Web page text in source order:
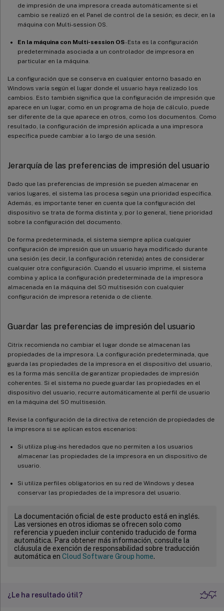
de impresión de una impresora creada automáticamente si el
cambio se realizó en el Panel de control de la sesión; es decir, en la
máquina con Multi-session OS.
En la máquina con Multi-session OS- Esta es la configuración
predeterminada asociada a un controlador de impresora en
particular en la máquina.
La configuración que se conserva en cualquier entorno basado en
Windows varía según el lugar donde el usuario haya realizado los
cambios. Esto también significa que la configuración de impresión que
aparece en un lugar, como en un programa de hoja de cálculo, puede
ser diferente de la que aparece en otros, como los documentos. Como
resultado, la configuración de impresión aplicada a una impresora
específica puede cambiar a lo largo de una sesión.
Jerarquía de las preferencias de impresión del usuario
Dado que las preferencias de impresión se pueden almacenar en
varios lugares, el sistema las procesa según una prioridad específica.
Además, es importante tener en cuenta que la configuración del
dispositivo se trata de forma distinta y, por lo general, tiene prioridad
sobre la configuración del documento.
De forma predeterminada, el sistema siempre aplica cualquier
configuración de impresión que un usuario haya modificado durante
una sesión (es decir, la configuración retenida) antes de considerar
cualquier otra configuración. Cuando el usuario imprime, el sistema
combina y aplica la configuración predeterminada de la impresora
almacenada en la máquina del SO multisesión con cualquier
configuración de impresora retenida o de cliente.
Guardar las preferencias de impresión del usuario
Citrix recomienda no cambiar el lugar donde se almacenan las
propiedades de la impresora. La configuración predeterminada, que
guarda las propiedades de la impresora en el dispositivo del usuario,
es la forma más sencilla de garantizar propiedades de impresión
coherentes. Si el sistema no puede guardar las propiedades en el
dispositivo del usuario, recurre automáticamente al perfil de usuario
en la máquina del SO multisesión.
Revise la configuración de la directiva de retención de propiedades de
la impresora si se aplican estos escenarios:
Si utiliza plug-ins heredados que no permiten a los usuarios
almacenar las propiedades de la impresora en un dispositivo de
usuario.
Si utiliza perfiles obligatorios en su red de Windows y desea
conservar las propiedades de la impresora del usuario.
La documentación oficial de este producto está en inglés.
Las versiones en otros idiomas se ofrecen solo como
referencia y pueden incluir contenido traducido de forma
automática. Para obtener más información, consulte la
cláusula de exención de responsabilidad sobre traducción
automática en Cloud Software Group home.
¿Le ha resultado útil?